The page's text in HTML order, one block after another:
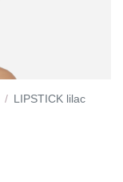
LIPSTICK lilac